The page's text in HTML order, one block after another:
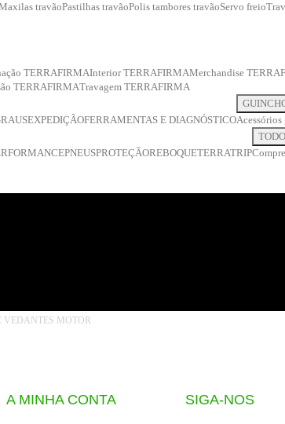
travãoPastilhas travãoPolis tambores travãoServo freio
TERRAFIRMAInterior TERRAFIRMAMerchandise
TERRAFIRMATravagem TERRAFIRMA
EXPEDIÇÃOFERRAMENTAS E DIAGNÓSTICO
PNEUSPROTEÇÃOREBOQUETERRATRIP
VEDANTES MOTOR
A MINHA CONTA SIGA-NOS